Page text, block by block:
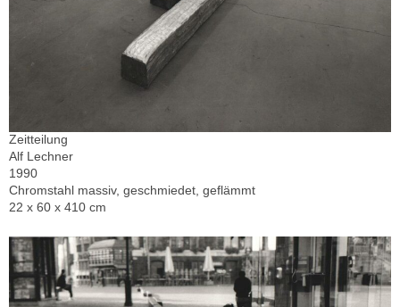
Zeitteilung
Alf Lechner
1990
Chromstahl massiv, geschmiedet, geflämmt
22 x 60 x 410 cm